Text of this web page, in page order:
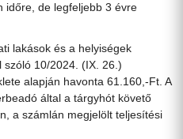
időre, de legfeljebb 3 évre
lakások és a helyiségek
szóló 10/2024. (IX. 26.)
alapján havonta 61.160,-Ft. A
által a tárgyhót követő
a számlán megjelölt teljesítési